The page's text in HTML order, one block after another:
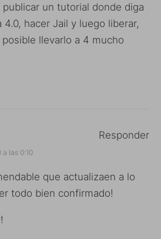
un tutorial donde diga
hacer Jail y luego liberar,
llevarlo a 4 mucho
a las 0:10
que actualizaen a lo
todo bien confirmado!
Responder